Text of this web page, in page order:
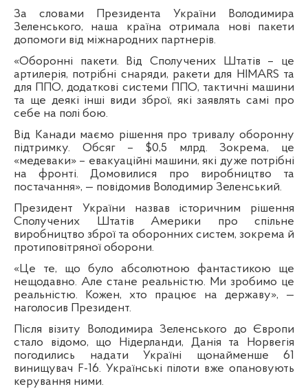
За словами Президента України Володимира
Зеленського, наша країна отримала нові пакети
допомоги від міжнародних партнерів.
«Оборонні пакети. Від Сполучених Штатів – це
артилерія, потрібні снаряди, ракети для HIMARS та
для ППО, додаткові системи ППО, тактичні машини
та ще деякі інші види зброї, які заявлять самі про
себе на полі бою.
Від Канади маємо рішення про тривалу оборонну
підтримку. Обсяг – $0,5 млрд. Зокрема, це
«медеваки» – евакуаційні машини, які дуже потрібні
на фронті. Домовилися про виробництво та
постачання», — повідомив Володимир Зеленський.
Президент України назвав історичним рішення
Сполучених Штатів Америки про спільне
виробництво зброї та оборонних систем, зокрема й
протиповітряної оборони.
«Це те, що було абсолютною фантастикою ще
нещодавно. Але стане реальністю. Ми зробимо це
реальністю. Кожен, хто працює на державу», —
наголосив Президент.
Після візиту Володимира Зеленського до Європи
стало відомо, що Нідерланди, Данія та Норвегія
погодились надати Україні щонайменше 61
винищувач F-16. Українські пілоти вже опановують
керування ними.